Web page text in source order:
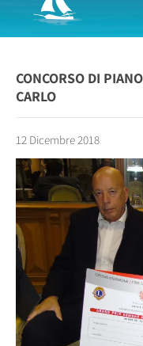
CONCORSO DI
CARLO
12 Dicembre 2018